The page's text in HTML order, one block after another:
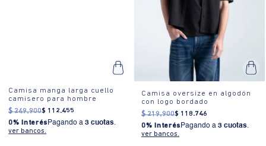
Camisa manga larga cuello
camisero para hombre
$ 249.900$ 112.455
0% Interés Pagando a 3 cuotas.
ver bancos.
Camisa oversize en algodón
con logo bordado
$ 219.900$ 118.746
0% Interés Pagando a 3 cuotas.
ver bancos.